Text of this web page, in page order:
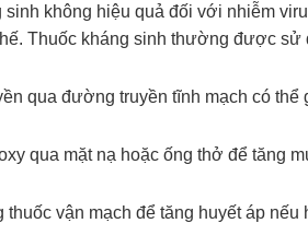
không hiệu quả đối với nhiễm
Thuốc kháng sinh thường được sử
qua đường truyền tĩnh mạch có thể
qua mặt nạ hoặc ống thở để tăng
vận mạch để tăng huyết áp nếu